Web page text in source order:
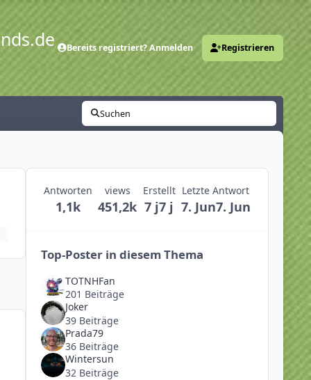
Bereits registriert? Anmelden Registrieren
Suchen
Antworten
1,1k
views
451,2k
Erstellt
7 j7 j
Letzte Antwort
7. Jun7. Jun
Top-Poster in diesem Thema
TOTNHFan
201 Beiträge
Joker
39 Beiträge
Prada79
36 Beiträge
Wintersun
32 Beiträge